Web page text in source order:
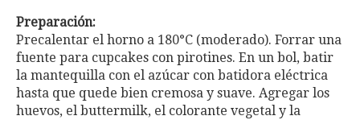
Preparación:
Precalentar el horno a 180°C (moderado). Forrar una
fuente para cupcakes con pirotines. En un bol, batir
la mantequilla con el azúcar con batidora eléctrica
hasta que quede bien cremosa y suave. Agregar los
huevos, el buttermilk, el colorante vegetal y la